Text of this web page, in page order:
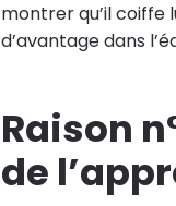
montrer qu’il coiffe
d’avantage dans
Raison
de